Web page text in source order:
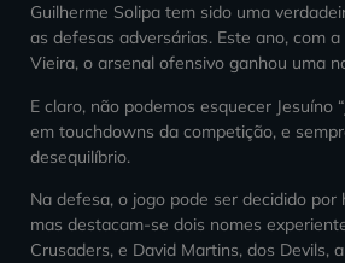
Guilherme Solipa tem sido uma
as defesas adversárias. Este ano, com a
Vieira, o arsenal ofensivo ganhou uma
E claro, não podemos esquecer Jesuíno
em touchdowns da competição, e
desequilíbrio.
Na defesa, o jogo pode ser decidido por
mas destacam-se dois nomes
Crusaders, e David Martins, dos Devils,